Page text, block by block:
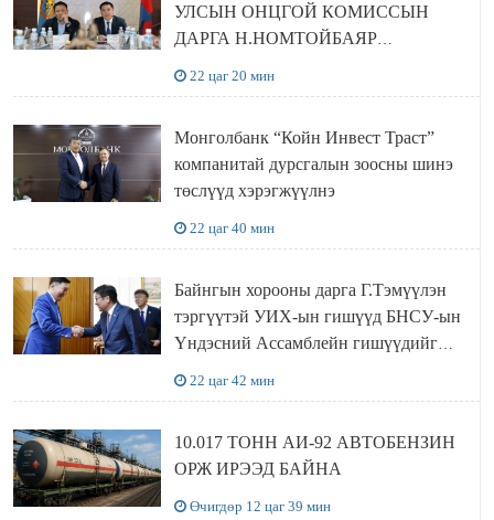
УЛСЫН ОНЦГОЙ КОМИССЫН
ДАРГА Н.НОМТОЙБАЯР
22 цаг 20 мин
Монголбанк “Койн Инвест Траст”
компанитай дурсгалын зоосны шинэ
төслүүд хэрэгжүүлнэ
22 цаг 40 мин
Байнгын хорооны дарга Г.Тэмүүлэн
тэргүүтэй УИХ-ын гишүүд БНСУ-ын
Үндэсний Ассамблейн гишүүдийг
22 цаг 42 мин
10.017 ТОНН АИ-92 АВТОБЕНЗИН
ОРЖ ИРЭЭД БАЙНА
Өчигдөр 12 цаг 39 мин